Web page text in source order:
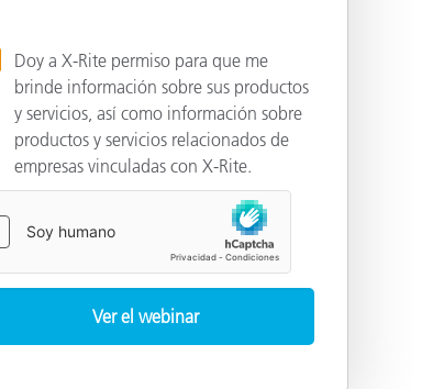
Doy a X-Rite permiso para que me
brinde información sobre sus productos
y servicios, así como información sobre
productos y servicios relacionados de
empresas vinculadas con X-Rite.